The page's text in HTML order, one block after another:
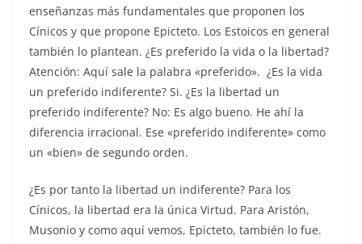
enseñanzas más fundamentales que proponen los
Cínicos y que propone Epicteto. Los Estoicos en general
también lo plantean. ¿Es preferido la vida o la libertad?
Atención: Aquí sale la palabra «preferido». ¿Es la vida
un preferido indiferente? Si. ¿Es la libertad un
preferido indiferente? No: Es algo bueno. He ahí la
diferencia irracional. Ese «preferido indiferente» como
un «bien» de segundo orden.
¿Es por tanto la libertad un indiferente? Para los
Cínicos, la libertad era la única Virtud. Para Aristón,
Musonio y como aquí vemos, Epicteto, también lo fue.